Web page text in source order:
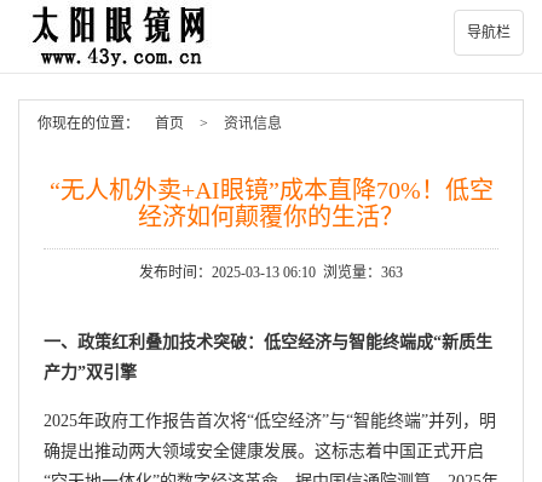
导航栏
你现在的位置： 首页 > 资讯信息
“无人机外卖+AI眼镜”成本直降70%！低空
经济如何颠覆你的生活？
发布时间：2025-03-13 06:10 浏览量：363
一、政策红利叠加技术突破：低空经济与智能终端成“新质生
产力”双引擎
2025年政府工作报告首次将“低空经济”与“智能终端”并列，明
确提出推动两大领域安全健康发展。这标志着中国正式开启